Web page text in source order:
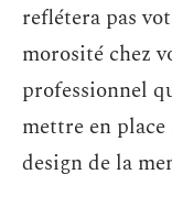
reflétera pas
morosité chez
professionnel
mettre en
design de la